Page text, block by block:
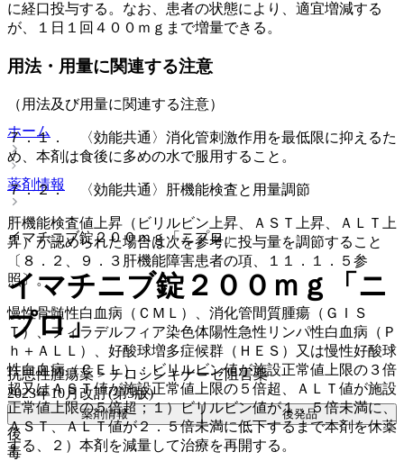
に経口投与する。なお、患者の状態により、適宜増減する
が、１日１回４００ｍｇまで増量できる。
用法・用量に関連する注意
（用法及び用量に関連する注意）
７．１． 〈効能共通〉消化管刺激作用を最低限に抑えるた
め、本剤は食後に多めの水で服用すること。
７．２． 〈効能共通〉肝機能検査と用量調節
肝機能検査値上昇（ビリルビン上昇、ＡＳＴ上昇、ＡＬＴ上
昇）が認められた場合は次を参考に投与量を調節すること
〔８．２、９．３肝機能障害患者の項、１１．１．５参
照〕。
慢性骨髄性白血病（ＣＭＬ）、消化管間質腫瘍（ＧＩＳ
Ｔ）、フィラデルフィア染色体陽性急性リンパ性白血病（Ｐ
ｈ＋ＡＬＬ）、好酸球増多症候群（ＨＥＳ）又は慢性好酸球
性白血病（ＣＥＬ）：ビリルビン値が施設正常値上限の３倍
超又はＡＳＴ値が施設正常値上限の５倍超、ＡＬＴ値が施設
正常値上限の５倍超；１）ビリルビン値が１．５倍未満に、
ＡＳＴ、ＡＬＴ値が２．５倍未満に低下するまで本剤を休薬
する、２）本剤を減量して治療を再開する。
ホーム
薬剤情報
イマチニブ錠２００ｍｇ「ニプロ」
イマチニブ錠２００ｍｇ「ニ
プロ」
抗悪性腫瘍薬 > チロシンキナーゼ阻害薬
2023年10月改訂(第5版)
薬剤情報 後発品
後
毒